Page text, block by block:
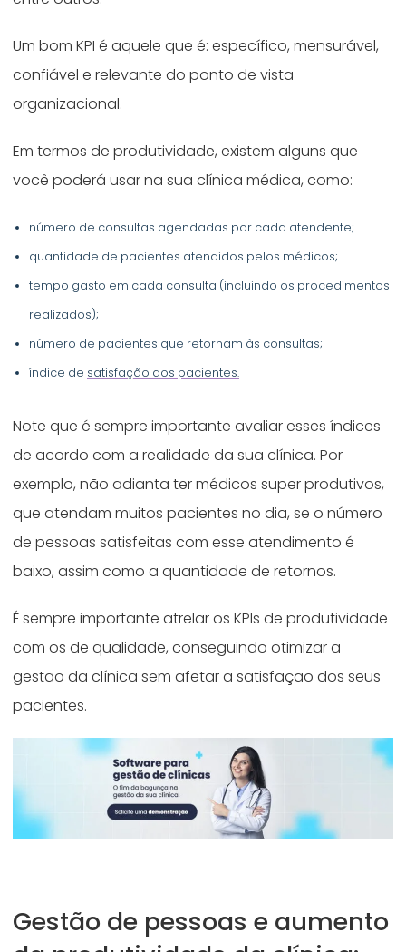
Um bom KPI é aquele que é: específico, mensurável,
confiável e relevante do ponto de vista
organizacional.
Em termos de produtividade, existem alguns que
você poderá usar na sua clínica médica, como:
número de consultas agendadas por cada atendente;
quantidade de pacientes atendidos pelos médicos;
tempo gasto em cada consulta (incluindo os procedimentos
realizados);
número de pacientes que retornam às consultas;
índice de satisfação dos pacientes.
Note que é sempre importante avaliar esses índices
de acordo com a realidade da sua clínica. Por
exemplo, não adianta ter médicos super produtivos,
que atendam muitos pacientes no dia, se o número
de pessoas satisfeitas com esse atendimento é
baixo, assim como a quantidade de retornos.
É sempre importante atrelar os KPIs de produtividade
com os de qualidade, conseguindo otimizar a
gestão da clínica sem afetar a satisfação dos seus
pacientes.
Gestão de pessoas e aumento